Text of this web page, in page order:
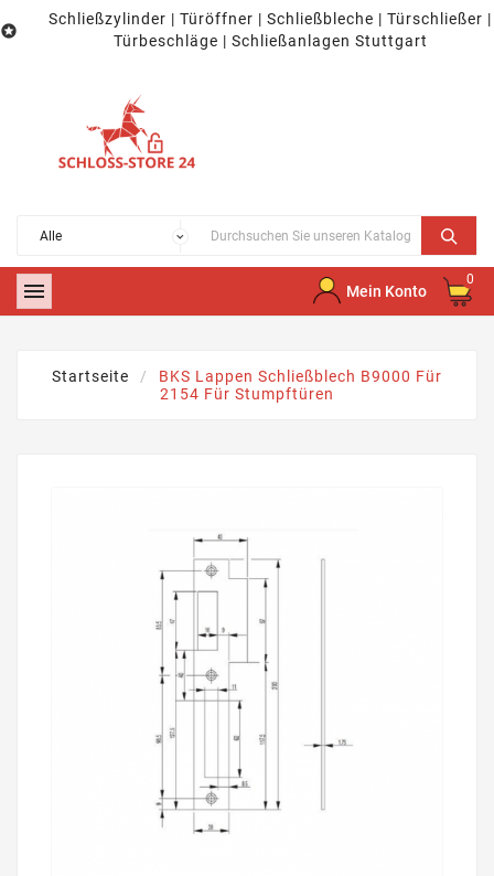

Schließzylinder | Türöffner | Schließbleche | Türschließer |
Türbeschläge | Schließanlagen Stuttgart
 Mein Konto
0
Startseite
BKS Lappen Schließblech B9000 Für
2154 Für Stumpftüren